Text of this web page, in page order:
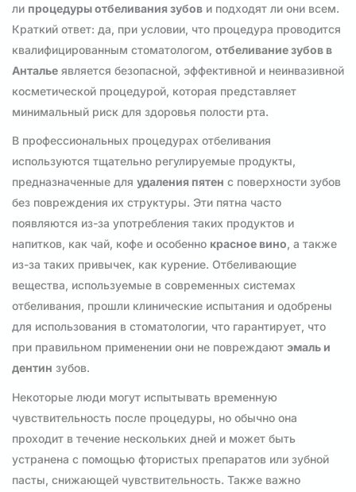
ли процедуры отбеливания зубов и подходят ли они всем.
Краткий ответ: да, при условии, что процедура проводится
квалифицированным стоматологом, отбеливание зубов в
Анталье является безопасной, эффективной и неинвазивной
косметической процедурой, которая представляет
минимальный риск для здоровья полости рта.
В профессиональных процедурах отбеливания
используются тщательно регулируемые продукты,
предназначенные для удаления пятен с поверхности зубов
без повреждения их структуры. Эти пятна часто
появляются из-за употребления таких продуктов и
напитков, как чай, кофе и особенно красное вино, а также
из-за таких привычек, как курение. Отбеливающие
вещества, используемые в современных системах
отбеливания, прошли клинические испытания и одобрены
для использования в стоматологии, что гарантирует, что
при правильном применении они не повреждают эмаль и
дентин зубов.
Некоторые люди могут испытывать временную
чувствительность после процедуры, но обычно она
проходит в течение нескольких дней и может быть
устранена с помощью фтористых препаратов или зубной
пасты, снижающей чувствительность. Также важно